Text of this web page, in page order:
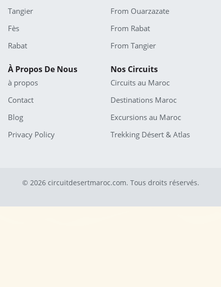
Tangier
Fès
Rabat
From Ouarzazate
From Rabat
From Tangier
À Propos De Nous
à propos
Contact
Blog
Privacy Policy
Nos Circuits
Circuits au Maroc
Destinations Maroc
Excursions au Maroc
Trekking Désert & Atlas
© 2026 circuitdesertmaroc.com. Tous droits réservés.